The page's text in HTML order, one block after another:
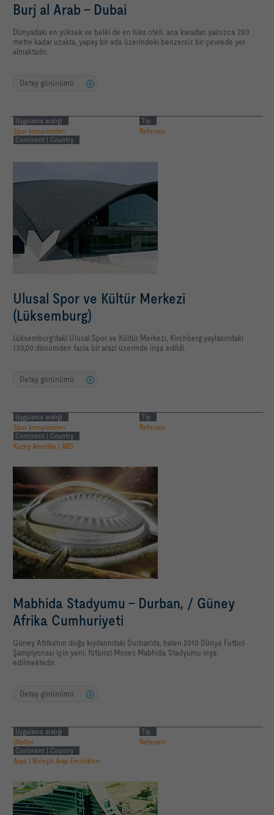
Burj al Arab - Dubai
Dünyadaki en yüksek ve belki de en lüks oteli, ana karadan yalnızca 280
metre kadar uzakta, yapay bir ada üzerindeki benzersiz bir çevrede yer
almaktadır.
Detay görünümü
Uygulama aralığı
Spor kompleksleri
Tip
Referans
Continent | Country
Ulusal Spor ve Kültür Merkezi
(Lüksemburg)
Lüksemburg'daki Ulusal Spor ve Kültür Merkezi, Kirchberg yaylasındaki
130,00 dönümden fazla bir arazi üzerinde inşa edildi.
Detay görünümü
Uygulama aralığı
Spor kompleksleri
Tip
Referans
Continent | Country
Kuzey Amerika | ABD
Mabhida Stadyumu - Durban, / Güney
Afrika Cumhuriyeti
Güney Afrika'nın doğu kıyılarındaki Durban'da, halen 2010 Dünya Futbol
Şampiyonası için yeni, fütürist Moses Mabhida Stadyumu inşa
edilmektedir.
Detay görünümü
Uygulama aralığı
Oteller
Tip
Referans
Continent | Country
Asya | Birleşik Arap Emirlikleri